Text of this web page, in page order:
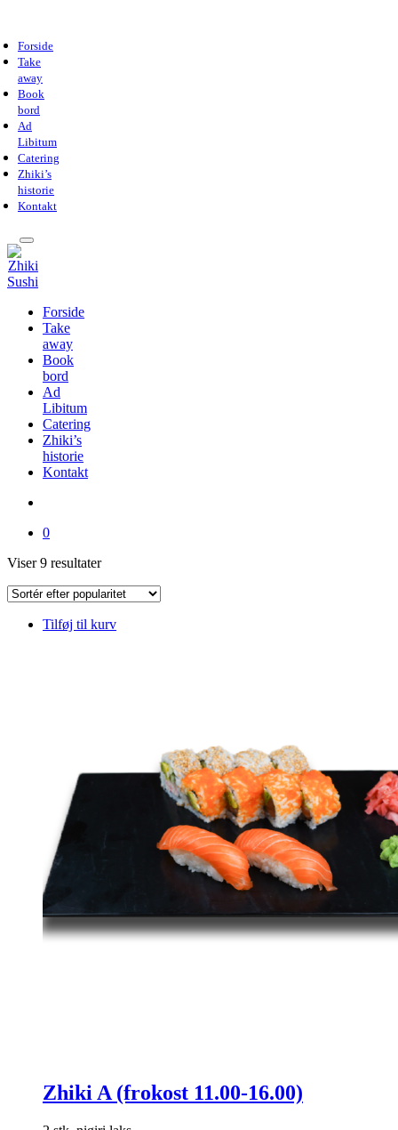
Forside
Take
away
Book
bord
Ad
Libitum
Catering
Zhiki’s
historie
Kontakt
Forside
Take
away
Book
bord
Ad
Libitum
Catering
Zhiki’s
historie
Kontakt
0
Viser 9 resultaterSorteret
popularitet
Tilføj til kurv
Zhiki A (frokost 11.00-16.00)